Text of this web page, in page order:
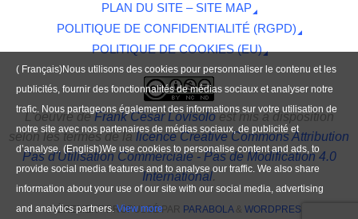
PLAN DU SITE – SITE MAP
POLITIQUE DE CONFIDENTIALITÉ (RGPD)
POLITIQUE DE COOKIES (EU)
L'oeuvredeFrank César Lovisoloest mis à disposition
selon les termes de lalicence Creative Commons Attribution
Pas d'Utilisation Commerciale - Pas de Modification 4.0
International.
FIÈREMENT PROPULSÉ PAR PARABOLA& WORDPRESS.
( Français)Nous utilisons des cookies pour personnaliser le contenu et les
publicités, fournir des fonctionnalités de médias sociaux et analyser notre
trafic. Nous partageons également des informations sur votre utilisation de
notre site avec nos partenaires de médias sociaux, de publicité et
d’analyse. (English)We use cookies to personalise content and ads, to
provide social media features and to analyse our traffic. We also share
information about your use of our site with our social media, advertising
and analytics partners.View more